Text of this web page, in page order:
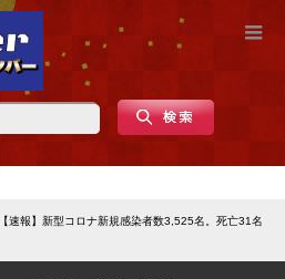
【速報】新型コロナ新規感染者数3,525名。死亡31名